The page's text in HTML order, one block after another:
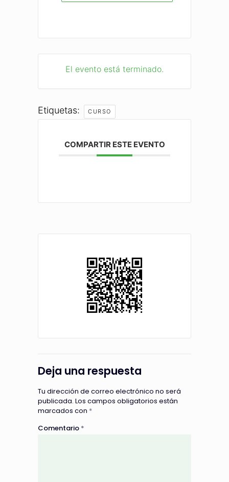
El evento está terminado.
Etiquetas: CURSO
COMPARTIR ESTE EVENTO
Deja una respuesta
Tu dirección de correo electrónico no será
publicada. Los campos obligatorios están
marcados con *
Comentario *